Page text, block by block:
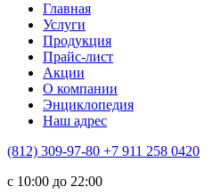
Главная
Услуги
Продукция
Прайс-лист
Акции
О компании
Энциклопедия
Наш адрес
(812) 309-97-80 +7 911 258 0420
c 10:00 до 22:00